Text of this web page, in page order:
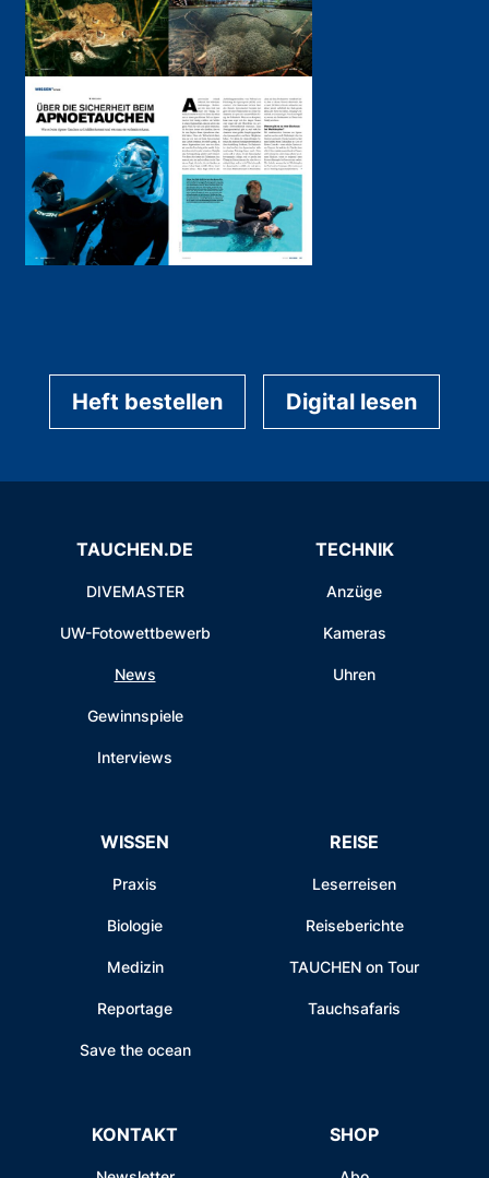
Heft bestellen Digital lesen
TAUCHEN.DE
DIVEMASTER
UW-Fotowettbewerb
News
Gewinnspiele
Interviews
TECHNIK
Anzüge
Kameras
Uhren
WISSEN
Praxis
Biologie
Medizin
Reportage
Save the ocean
REISE
Leserreisen
Reiseberichte
TAUCHEN on Tour
Tauchsafaris
KONTAKT SHOP